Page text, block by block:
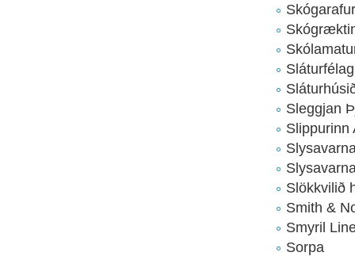
Sleggjan
Slippurinn
Slökkvilið
Smith &
Smyril
Sorpa